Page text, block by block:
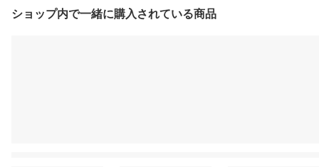
ショップ内で一緒に購入されている商品